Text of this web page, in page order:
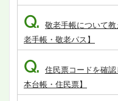
Q. 敬老手帳について
老手帳・敬老パス】
Q. 住民票コードを確
本台帳・住民票】